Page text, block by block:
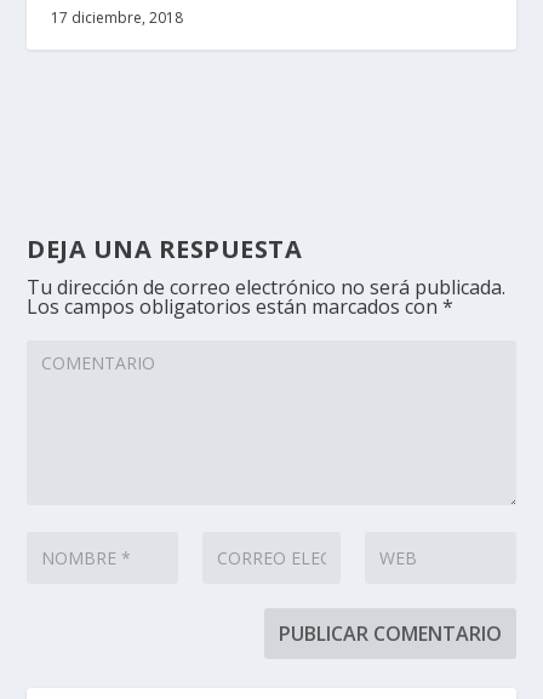
17 diciembre, 2018
DEJA UNA RESPUESTA
Tu dirección de correo electrónico no será publicada.
Los campos obligatorios están marcados con*